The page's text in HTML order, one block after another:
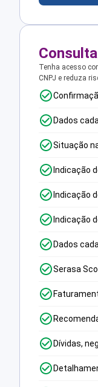
Tenha acesso
CNPJ e reduza
Dados
Situação
Indicação
Indicação
Indicação
Dados
Serasa
Dívidas,